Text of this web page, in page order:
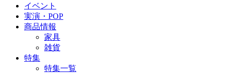
イベント
実演・POP
商品情報
家具
雑貨
特集
特集一覧